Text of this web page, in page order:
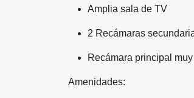
Amplia sala de TV
2 Recámaras
Recámara principal
Amenidades: